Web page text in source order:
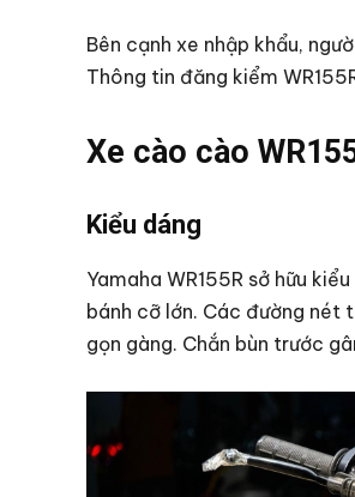
Bên cạnh xe nhập khẩu,
Thông tin đăng kiểm
Xe cào cào
Kiểu dáng
Yamaha WR155R sở hữu
bánh cỡ lớn. Các đường nét
gọn gàng. Chắn bùn trước